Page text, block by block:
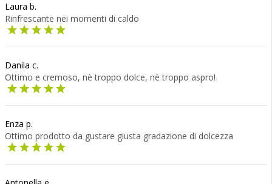
Laura b.
Rinfrescante nei momenti di caldo
Danila c.
Ottimo e cremoso, nè troppo dolce, nè troppo aspro!
Enza p.
Ottimo prodotto da gustare giusta gradazione di dolcezza